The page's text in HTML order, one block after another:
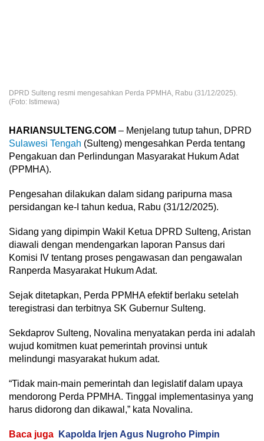
DPRD Sulteng resmi mengesahkan Perda PPMHA, Rabu (31/12/2025).
(Foto: Istimewa)
HARIANSULTENG.COM – Menjelang tutup tahun, DPRD
Sulawesi Tengah (Sulteng) mengesahkan Perda tentang
Pengakuan dan Perlindungan Masyarakat Hukum Adat
(PPMHA).
Pengesahan dilakukan dalam sidang paripurna masa
persidangan ke-I tahun kedua, Rabu (31/12/2025).
Sidang yang dipimpin Wakil Ketua DPRD Sulteng, Aristan
diawali dengan mendengarkan laporan Pansus dari
Komisi IV tentang proses pengawasan dan pengawalan
Ranperda Masyarakat Hukum Adat.
Sejak ditetapkan, Perda PPMHA efektif berlaku setelah
teregistrasi dan terbitnya SK Gubernur Sulteng.
Sekdaprov Sulteng, Novalina menyatakan perda ini adalah
wujud komitmen kuat pemerintah provinsi untuk
melindungi masyarakat hukum adat.
“Tidak main-main pemerintah dan legislatif dalam upaya
mendorong Perda PPMHA. Tinggal implementasinya yang
harus didorong dan dikawal,” kata Novalina.
Baca juga Kapolda Irjen Agus Nugroho Pimpin